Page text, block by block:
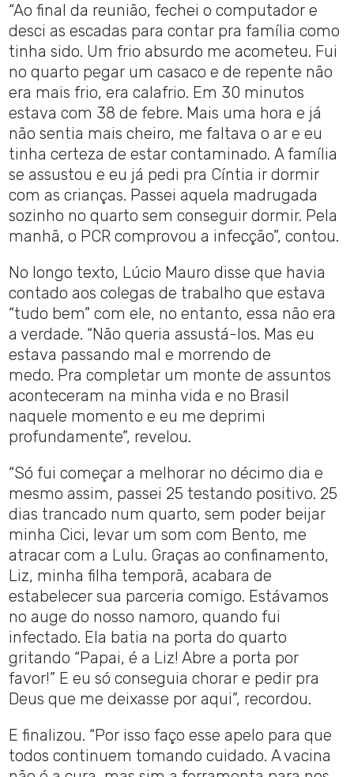
“Ao final da reunião, fechei o computador e
desci as escadas para contar pra família como
tinha sido. Um frio absurdo me acometeu. Fui
no quarto pegar um casaco e de repente não
era mais frio, era calafrio. Em 30 minutos
estava com 38 de febre. Mais uma hora e já
não sentia mais cheiro, me faltava o ar e eu
tinha certeza de estar contaminado. A família
se assustou e eu já pedi pra Cíntia ir dormir
com as crianças. Passei aquela madrugada
sozinho no quarto sem conseguir dormir. Pela
manhã, o PCR comprovou a infecção”, contou.
No longo texto, Lúcio Mauro disse que havia
contado aos colegas de trabalho que estava
“tudo bem” com ele, no entanto, essa não era
a verdade. “Não queria assustá-los. Mas eu
estava passando mal e morrendo de
medo. Pra completar um monte de assuntos
aconteceram na minha vida e no Brasil
naquele momento e eu me deprimi
profundamente”, revelou.
“Só fui começar a melhorar no décimo dia e
mesmo assim, passei 25 testando positivo. 25
dias trancado num quarto, sem poder beijar
minha Cici, levar um som com Bento, me
atracar com a Lulu. Graças ao confinamento,
Liz, minha filha temporã, acabara de
estabelecer sua parceria comigo. Estávamos
no auge do nosso namoro, quando fui
infectado. Ela batia na porta do quarto
gritando “Papai, é a Liz! Abre a porta por
favor!” E eu só conseguia chorar e pedir pra
Deus que me deixasse por aqui”, recordou.
E finalizou. “Por isso faço esse apelo para que
todos continuem tomando cuidado. A vacina